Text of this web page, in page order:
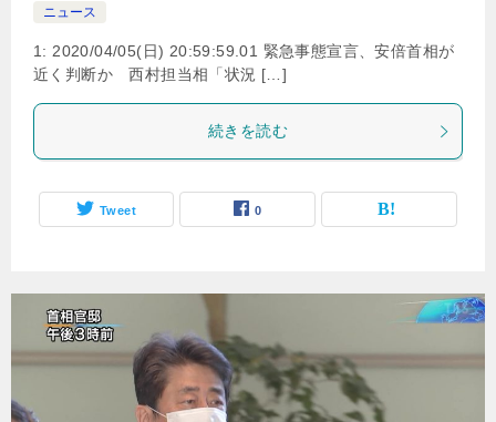
ニュース
1: 2020/04/05(日) 20:59:59.01 緊急事態宣言、安倍首相が
近く判断か 西村担当相「状況 […]
続きを読む
Tweet 0